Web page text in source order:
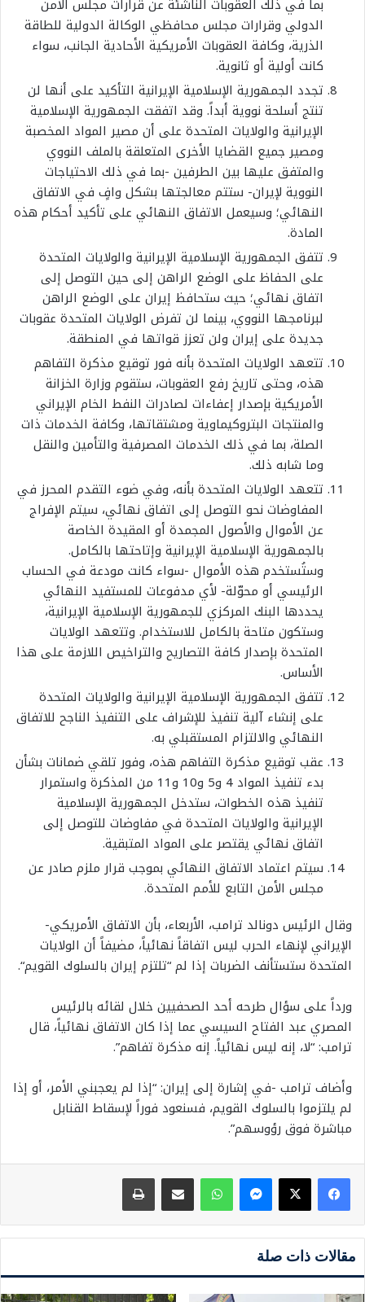
بما في ذلك العقوبات الناشئة عن قرارات مجلس الأمن
الدولي وقرارات مجلس محافظي الوكالة الدولية للطاقة
الذرية، وكافة العقوبات الأمريكية الأحادية الجانب، سواء
كانت أولية أو ثانوية.
تجدد الجمهورية الإسلامية الإيرانية التأكيد على أنها لن
تنتج أسلحة نووية أبداً. وقد اتفقت الجمهورية الإسلامية
الإيرانية والولايات المتحدة على أن مصير المواد المخصبة
ومصير جميع القضايا الأخرى المتعلقة بالملف النووي
والمتفق عليها بين الطرفين -بما في ذلك الاحتياجات
النووية لإيران- ستتم معالجتها بشكل وافٍ في الاتفاق
النهائي؛ وسيعمل الاتفاق النهائي على تأكيد أحكام هذه
المادة.
تتفق الجمهورية الإسلامية الإيرانية والولايات المتحدة
على الحفاظ على الوضع الراهن إلى حين التوصل إلى
اتفاق نهائي؛ حيث ستحافظ إيران على الوضع الراهن
لبرنامجها النووي، بينما لن تفرض الولايات المتحدة عقوبات
جديدة على إيران ولن تعزز قواتها في المنطقة.
تتعهد الولايات المتحدة بأنه فور توقيع مذكرة التفاهم
هذه، وحتى تاريخ رفع العقوبات، ستقوم وزارة الخزانة
الأمريكية بإصدار إعفاءات لصادرات النفط الخام الإيراني
والمنتجات البتروكيماوية ومشتقاتها، وكافة الخدمات ذات
الصلة، بما في ذلك الخدمات المصرفية والتأمين والنقل
وما شابه ذلك.
تتعهد الولايات المتحدة بأنه، وفي ضوء التقدم المحرز في
المفاوضات نحو التوصل إلى اتفاق نهائي، سيتم الإفراج
عن الأموال والأصول المجمدة أو المقيدة الخاصة
بالجمهورية الإسلامية الإيرانية وإتاحتها بالكامل.
وستُستخدم هذه الأموال -سواء كانت مودعة في الحساب
الرئيسي أو محوّلة- لأي مدفوعات للمستفيد النهائي
يحددها البنك المركزي للجمهورية الإسلامية الإيرانية،
وستكون متاحة بالكامل للاستخدام. وتتعهد الولايات
المتحدة بإصدار كافة التصاريح والتراخيص اللازمة على هذا
الأساس.
تتفق الجمهورية الإسلامية الإيرانية والولايات المتحدة
على إنشاء آلية تنفيذ للإشراف على التنفيذ الناجح للاتفاق
النهائي والالتزام المستقبلي به.
عقب توقيع مذكرة التفاهم هذه، وفور تلقي ضمانات بشأن
بدء تنفيذ المواد 4 و5 و10 و11 من المذكرة واستمرار
تنفيذ هذه الخطوات، ستدخل الجمهورية الإسلامية
الإيرانية والولايات المتحدة في مفاوضات للتوصل إلى
اتفاق نهائي يقتصر على المواد المتبقية.
سيتم اعتماد الاتفاق النهائي بموجب قرار ملزم صادر عن
مجلس الأمن التابع للأمم المتحدة.
وقال الرئيس دونالد ترامب، الأربعاء، بأن الاتفاق الأمريكي-
الإيراني لإنهاء الحرب ليس اتفاقاً نهائياً، مضيفاً أن الولايات
المتحدة ستستأنف الضربات إذا لم “تلتزم إيران بالسلوك القويم“.
ورداً على سؤال طرحه أحد الصحفيين خلال لقائه بالرئيس
المصري عبد الفتاح السيسي عما إذا كان الاتفاق نهائياً، قال
ترامب: “لا، إنه ليس نهائياً. إنه مذكرة تفاهم”.
وأضاف ترامب -في إشارة إلى إيران: “إذا لم يعجبني الأمر، أو إذا
لم يلتزموا بالسلوك القويم، فسنعود فوراً لإسقاط القنابل
مباشرة فوق رؤوسهم”.
ماسنجر واتساب مشاركة عبر البريد طباعة
مقالات ذات صلة